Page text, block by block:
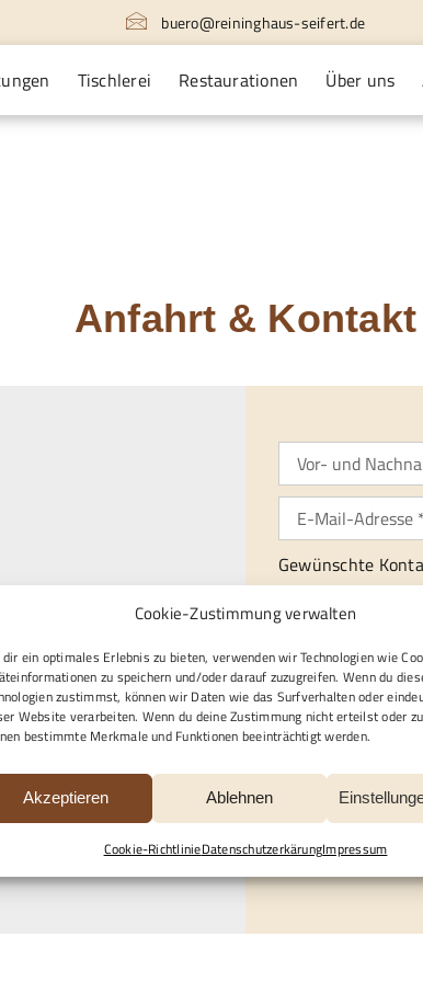
Cookie-Zustimmung verwalten
dir ein optimales Erlebnis zu bieten, verwenden wir Technologien wie
zu speichern und/oder darauf zuzugreifen. Wenn du
zustimmst, können wir Daten wie das Surfverhalten oder
Website verarbeiten. Wenn du deine Zustimmung nicht erteilst oder
bestimmte Merkmale und Funktionen beeinträchtigt werden.
Akzeptieren Ablehnen
Cookie-RichtlinieDatenschutzerkärungImpressum
buero@reininghaus-seifert.de
Tischlerei Restaurationen Über uns
Anfahrt & Kontakt
Maps Ihre Einwilligung
finden Sie unter
Gewünschte
Per E-Mail
Per Post
Ich / wir
Bestattungen
Restaurationen